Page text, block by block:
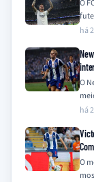
O
há
O
há
O